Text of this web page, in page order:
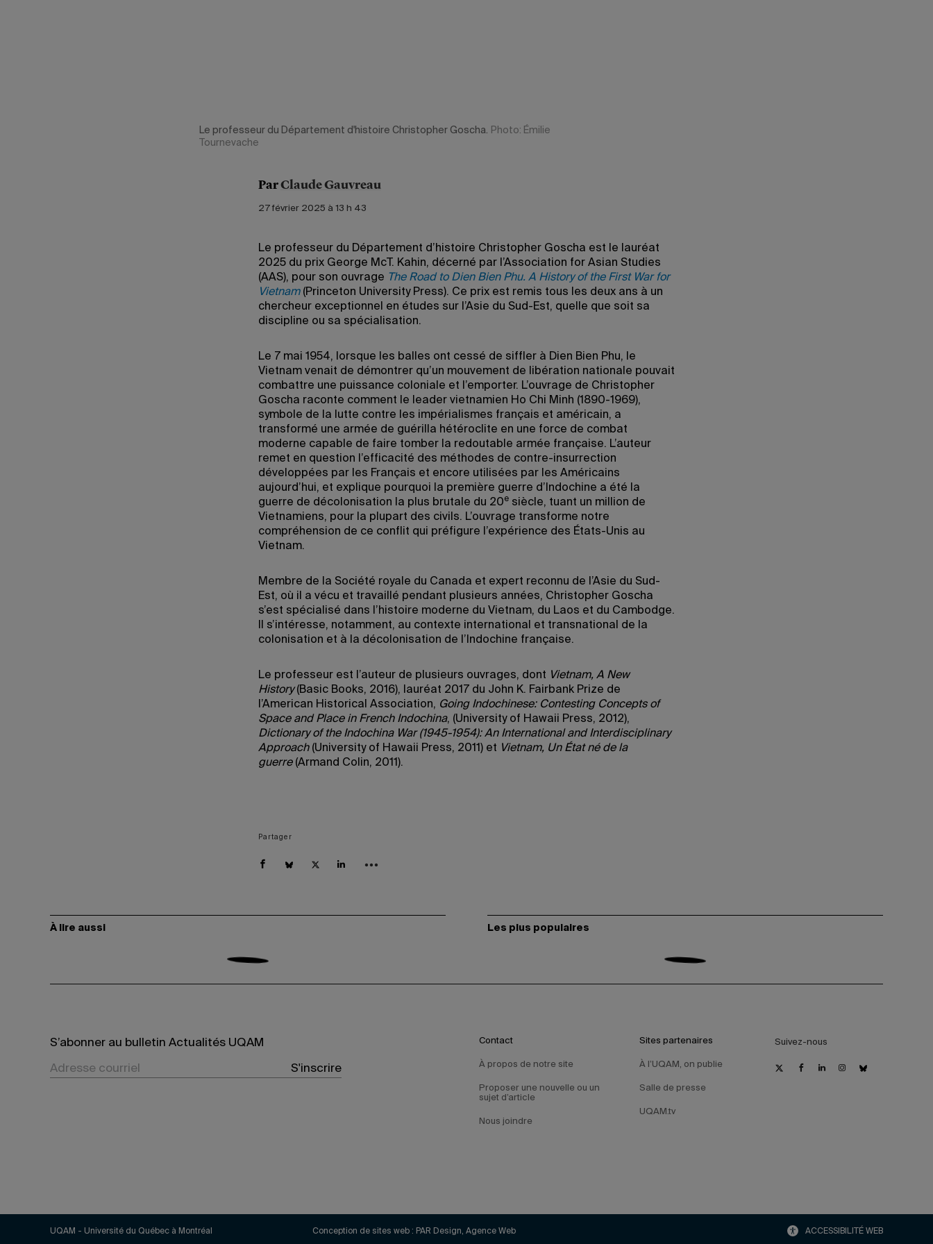
Le professeur du Département d'histoire Christopher Goscha. Photo: Émilie
Tournevache
ParClaude Gauvreau
27 février 2025 à 13 h 43
Le professeur du Département d’histoire Christopher Goscha est le lauréat
2025 du prix George McT. Kahin, décerné par l’Association for Asian Studies
(AAS), pour son ouvrage The Road to Dien Bien Phu. A History of the First War for
Vietnam(Princeton University Press). Ce prix est remis tous les deux ans à un
chercheur exceptionnel en études sur l’Asie du Sud-Est, quelle que soit sa
discipline ou sa spécialisation.
Le 7 mai 1954, lorsque les balles ont cessé de siffler à Dien Bien Phu, le
Vietnam venait de démontrer qu’un mouvement de libération nationale pouvait
combattre une puissance coloniale et l’emporter. L’ouvrage de Christopher
Goscha raconte comment le leader vietnamien Ho Chi Minh (1890-1969),
symbole de la lutte contre les impérialismes français et américain, a
transformé une armée de guérilla hétéroclite en une force de combat
moderne capable de faire tomber la redoutable armée française. L’auteur
remet en question l’efficacité des méthodes de contre-insurrection
développées par les Français et encore utilisées par les Américains
aujourd’hui, et explique pourquoi la première guerre d’Indochine a été la
guerre de décolonisation la plus brutale du 20e siècle, tuant un million de
Vietnamiens, pour la plupart des civils. L’ouvrage transforme notre
compréhension de ce conflit qui préfigure l’expérience des États-Unis au
Vietnam.
Membre de la Société royale du Canada et expert reconnu de l’Asie du Sud-
Est, où il a vécu et travaillé pendant plusieurs années, Christopher Goscha
s’est spécialisé dans l’histoire moderne du Vietnam, du Laos et du Cambodge.
Il s’intéresse, notamment, au contexte international et transnational de la
colonisation et à la décolonisation de l’Indochine française.
Le professeur est l’auteur de plusieurs ouvrages, dont Vietnam, A New
History(Basic Books, 2016), lauréat 2017 du John K. Fairbank Prize de
l’American Historical Association, Going Indochinese: Contesting Concepts of
Space and Place in French Indochina, (University of Hawaii Press, 2012),
Dictionary of the Indochina War (1945-1954): An International and Interdisciplinary
Approach(University of Hawaii Press, 2011) et Vietnam, Un État né de la
guerre(Armand Colin, 2011).
Partager
À lire aussi Les plus populaires
S’abonner au bulletin Actualités UQAM
S'inscrire
Contact
À propos de notre site
Proposer une nouvelle ou un
sujet d’article
Nous joindre
Sites partenaires
À l’UQAM, on publie
Salle de presse
UQAM.tv
Suivez-nous
UQAM - Université du Québec à Montréal Conception de sites web : PAR Design, Agence Web ACCESSIBILITÉ WEB